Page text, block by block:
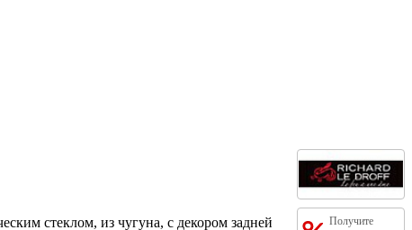
Получите
стеклом, из чугуна, с декором задней